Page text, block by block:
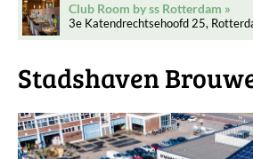
Club Room by ss Rotterdam
3e Katendrechtsehoofd 25,
Stadshaven